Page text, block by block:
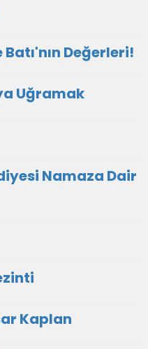
Değerleri!
Uğramak
Namaza Dair
Kaplan